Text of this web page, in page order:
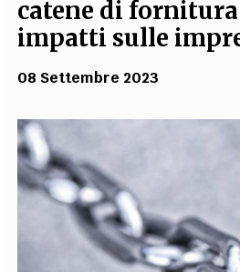
SCIENZA
STORIA E
FILODIRITTO REDAZIONE COMITATO
FOTOGRAFI PARTNER
catene di
impatti sulle
08 Settembre 2023